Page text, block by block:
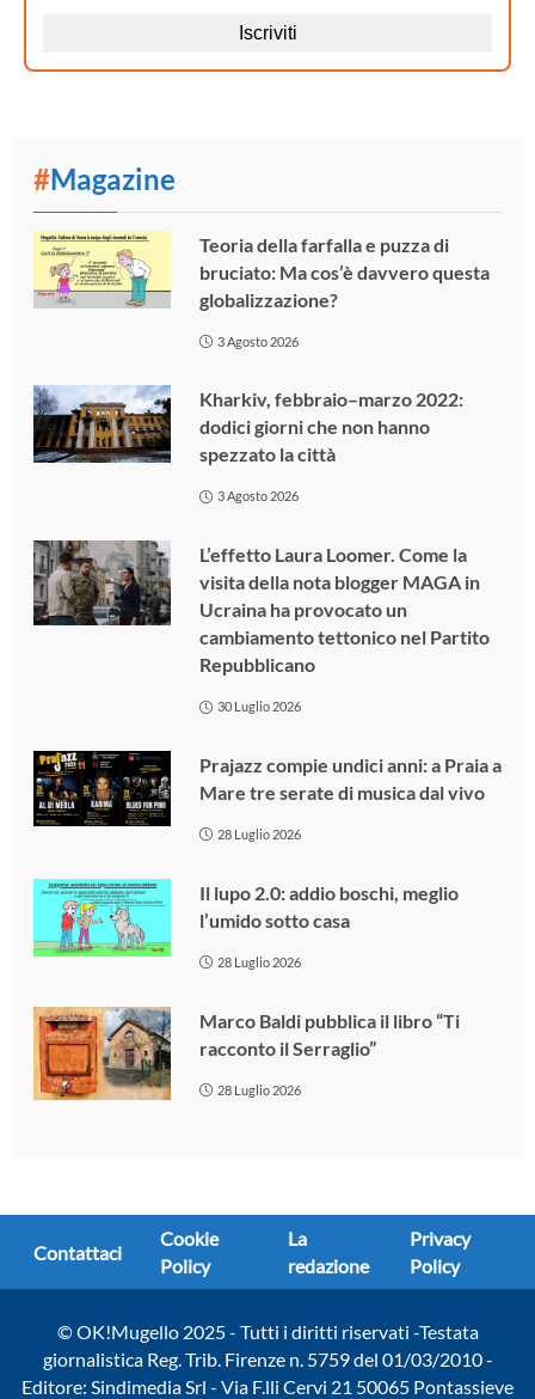
#Magazine
Teoria della farfalla e puzza di
bruciato: Ma cos’è davvero questa
globalizzazione?
3 Agosto 2026
Kharkiv, febbraio–marzo 2022:
dodici giorni che non hanno
spezzato la città
3 Agosto 2026
L’effetto Laura Loomer. Come la
visita della nota blogger MAGA in
Ucraina ha provocato un
cambiamento tettonico nel Partito
Repubblicano
30 Luglio 2026
Prajazz compie undici anni: a Praia a
Mare tre serate di musica dal vivo
28 Luglio 2026
Il lupo 2.0: addio boschi, meglio
l’umido sotto casa
28 Luglio 2026
Marco Baldi pubblica il libro “Ti
racconto il Serraglio”
28 Luglio 2026
Contattaci
Cookie
Policy
La
redazione
Privacy
Policy
© OK!Mugello 2025 - Tutti i diritti riservati -Testata
giornalistica Reg. Trib. Firenze n. 5759 del 01/03/2010 -
Editore: Sindimedia Srl - Via F.lli Cervi 21 50065 Pontassieve